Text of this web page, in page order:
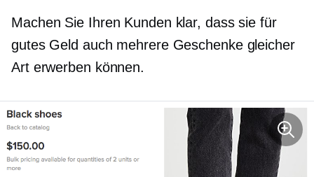
Machen Sie Ihren Kunden klar, dass sie für
gutes Geld auch mehrere Geschenke gleicher
Art erwerben können.